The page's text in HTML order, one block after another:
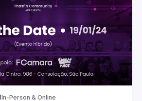
In-Person & Online